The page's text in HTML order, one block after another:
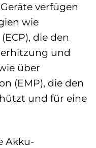
verfügen
wie
die den
und
über
(EMP), die den
und für eine
Akku-